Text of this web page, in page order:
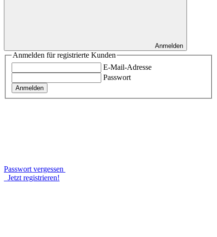
Anmelden
Anmelden für registrierte Kunden
E-Mail-Adresse
Passwort
Anmelden
Passwort vergessen
Jetzt registrieren!